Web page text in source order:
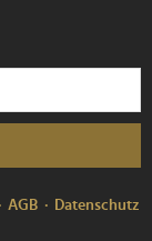
AGB
Datenschutz